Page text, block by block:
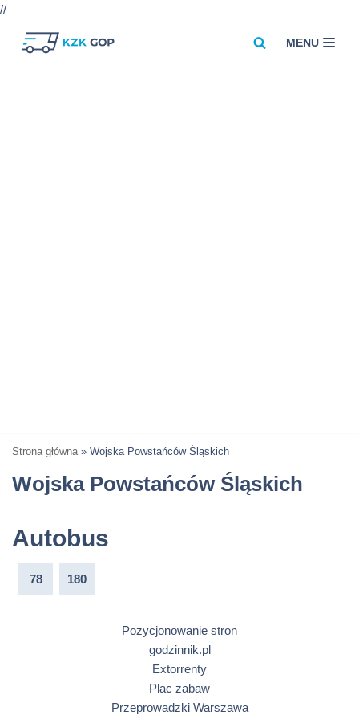
//
MENU
Strona główna » Wojska Powstańców Śląskich
Wojska Powstańców Śląskich
Autobus
78 180
Pozycjonowanie stron
godzinnik.pl
Extorrenty
Plac zabaw
Przeprowadzki Warszawa